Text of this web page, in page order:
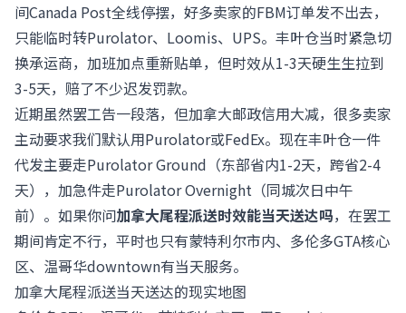
间Canada Post全线停摆，好多卖家的FBM订单发不出去，
只能临时转Purolator、Loomis、UPS。丰叶仓当时紧急切
换承运商，加班加点重新贴单，但时效从1-3天硬生生拉到
3-5天，赔了不少迟发罚款。
近期虽然罢工告一段落，但加拿大邮政信用大减，很多卖家
主动要求我们默认用Purolator或FedEx。现在丰叶仓一件
代发主要走Purolator Ground（东部省内1-2天，跨省2-4
天），加急件走Purolator Overnight（同城次日中午
前）。如果你问加拿大尾程派送时效能当天送达吗，在罢工
期间肯定不行，平时也只有蒙特利尔市内、多伦多GTA核心
区、温哥华downtown有当天服务。
加拿大尾程派送当天送达的现实地图